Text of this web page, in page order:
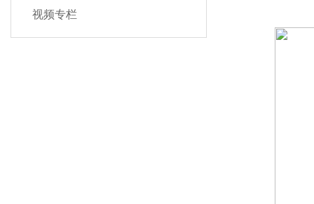
视频专栏